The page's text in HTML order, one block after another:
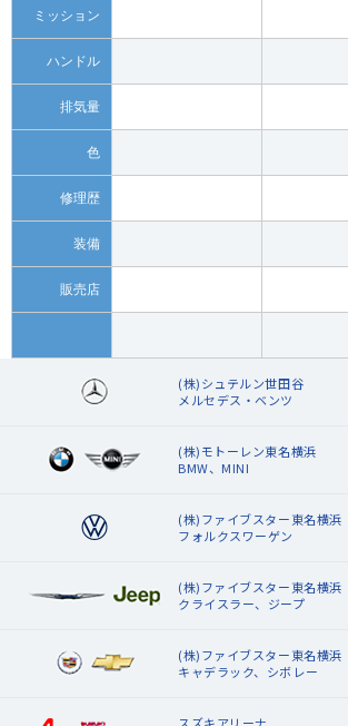
ミッション
ハンドル
排気量
色
修理歴
装備
販売店
(株)シュテルン世田谷
メルセデス・ベンツ
(株)モトーレン東名横浜
BMW、MINI
(株)ファイブスター東名横浜
フォルクスワーゲン
(株)ファイブスター東名横浜
クライスラー、ジープ
(株)ファイブスター東名横浜
キャデラック、シボレー